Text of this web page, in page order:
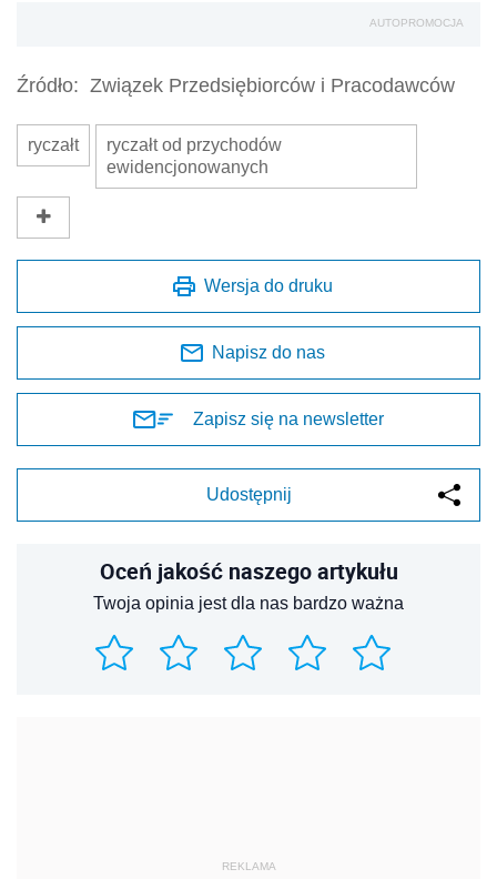
AUTOPROMOCJA
Źródło: Związek Przedsiębiorców i Pracodawców
ryczałt
ryczałt od przychodów
ewidencjonowanych
Wersja do druku
Napisz do nas
Zapisz się na newsletter
Udostępnij
Oceń jakość naszego artykułu
Twoja opinia jest dla nas bardzo ważna
REKLAMA